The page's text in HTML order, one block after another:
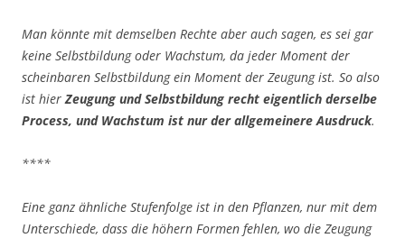
Man könnte mit demselben Rechte aber auch sagen, es sei gar
keine Selbstbildung oder Wachstum, da jeder Moment der
scheinbaren Selbstbildung ein Moment der Zeugung ist. So also
ist hierZeugung und Selbstbildung recht eigentlich derselbe
Process, und Wachstum ist nur der allgemeinere Ausdruck.
****
Eine ganz ähnliche Stufenfolge ist in den Pflanzen, nur mit dem
Unterschiede, dass die höhern Formen fehlen, wo die Zeugung